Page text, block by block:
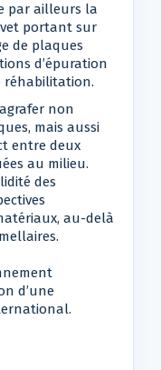
par ailleurs la
portant sur
de plaques
d’épuration
réhabilitation.
non
mais aussi
entre deux
au milieu.
des
au-delà
d’une